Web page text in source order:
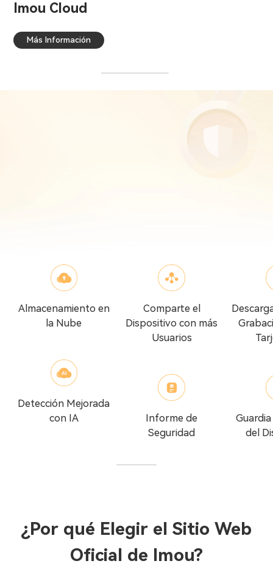
Imou Cloud
Más Información
Almacenamiento en
la Nube
Detección Mejorada
con IA
Comparte el
Dispositivo con más
Usuarios
Informe de
Seguridad
del
¿Por qué Elegir el Sitio Web
Oficial de Imou?